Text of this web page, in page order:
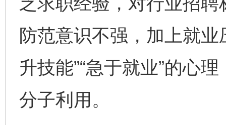
防范意识不强，加上就
升技能”“急于就业”的心
分子利用。